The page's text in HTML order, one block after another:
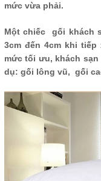
mức vừa phải.
Một chiếc gối khách
3cm đến 4cm khi
mức tối ưu, khách
dụ: gối lông vũ, gối